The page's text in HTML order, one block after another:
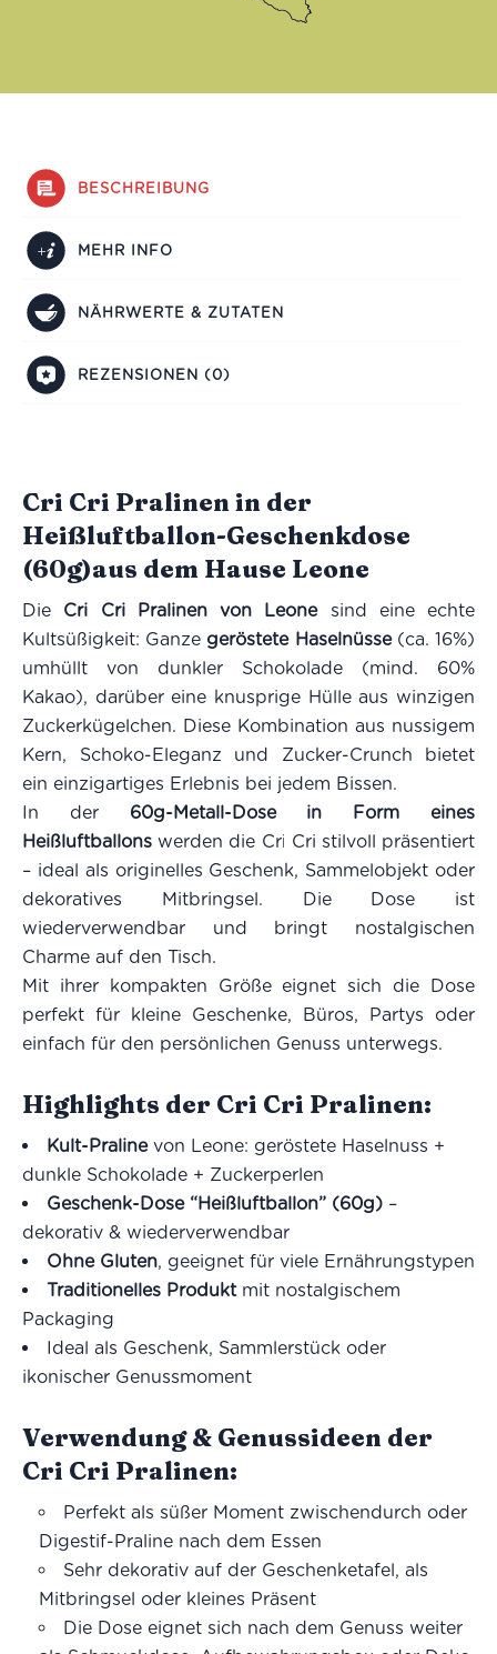
BESCHREIBUNG
MEHR INFO
NÄHRWERTE & ZUTATEN
REZENSIONEN (0)
Cri Cri Pralinen in der
Heißluftballon-Geschenkdose
(60g)aus dem Hause Leone
Die Cri Cri Pralinen von Leonesind eine echte
Kultsüßigkeit: Ganze geröstete Haselnüsse(ca. 16%)
umhüllt von dunkler Schokolade (mind. 60%
Kakao), darüber eine knusprige Hülle aus winzigen
Zuckerkügelchen. Diese Kombination aus nussigem
Kern, Schoko-Eleganz und Zucker-Crunch bietet
ein einzigartiges Erlebnis bei jedem Bissen.
In der 60g-Metall-Dose in Form eines
Heißluftballons werden die Cri Cri stilvoll präsentiert
– ideal als originelles Geschenk, Sammelobjekt oder
dekoratives Mitbringsel. Die Dose ist
wiederverwendbar und bringt nostalgischen
Charme auf den Tisch.
Mit ihrer kompakten Größe eignet sich die Dose
perfekt für kleine Geschenke, Büros, Partys oder
einfach für den persönlichen Genuss unterwegs.
Highlights der Cri Cri Pralinen:
Kult-Pralinevon Leone: geröstete Haselnuss +
dunkle Schokolade + Zuckerperlen
Geschenk-Dose “Heißluftballon” (60g) –
dekorativ & wiederverwendbar
Ohne Gluten, geeignet für viele Ernährungstypen
Traditionelles Produktmit nostalgischem
Packaging
Ideal als Geschenk, Sammlerstück oder
ikonischer Genussmoment
Verwendung & Genussideen der
Cri Cri Pralinen:
Perfekt als süßer Moment zwischendurch oder
Digestif-Praline nach dem Essen
Sehr dekorativ auf der Geschenketafel, als
Mitbringsel oder kleines Präsent
Die Dose eignet sich nach dem Genuss weiter